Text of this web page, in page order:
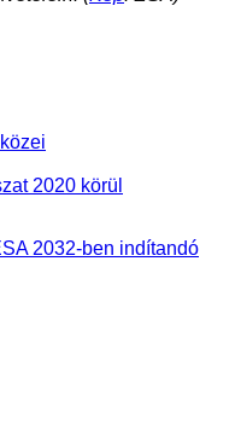
2020 körül
2032-ben indítandó